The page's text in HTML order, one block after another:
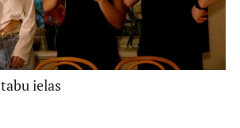
ielas